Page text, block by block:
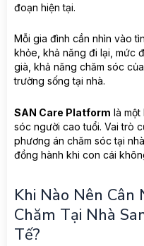
đoạn hiện tại.
Mỗi gia đình cần nhìn vào
khỏe, khả năng đi lại, mức
già, khả năng chăm sóc
trường sống tại nhà.
SAN Care Platform là một
sóc người cao tuổi. Vai trò
phương án chăm sóc tại
đồng hành khi con cái
Khi Nào Nên Cân
Chăm Tại Nhà
Tế?